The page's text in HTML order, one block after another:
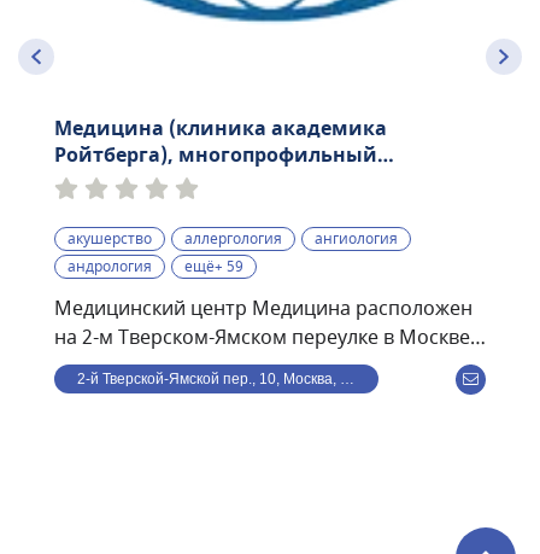
Медицина (клиника академика
Ройтберга), многопрофильный
медицинский центр
акушерство аллергология
ангиология
андрология
ещё+ 59
Медицинский центр Медицина расположен
на 2-м Тверском-Ямском переулке в Москве.
Раньше носил название имени академика
Ройтберга. Находится в шаговой
2-й Тверской-Ямской пер., 10, Москва, Россия